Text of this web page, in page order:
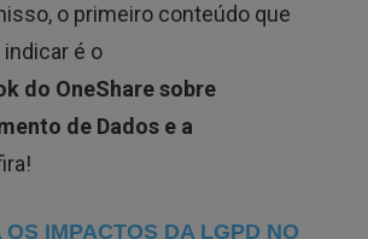
o primeiro conteúdo que
é o
do OneShare sobre
de Dados e a
OS IMPACTOS DA LGPD NO